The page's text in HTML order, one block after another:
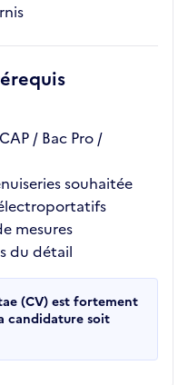
/ Bac Pro /
souhaitée
mesures
du détail
(CV) est fortement
candidature soit